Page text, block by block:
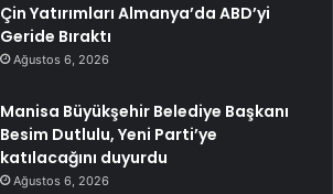
Çin Yatırımları Almanya’da ABD’yi
Geride Bıraktı
Ağustos 6, 2026
Manisa Büyükşehir Belediye Başkanı
Besim Dutlulu, Yeni Parti’ye
katılacağını duyurdu
Ağustos 6, 2026